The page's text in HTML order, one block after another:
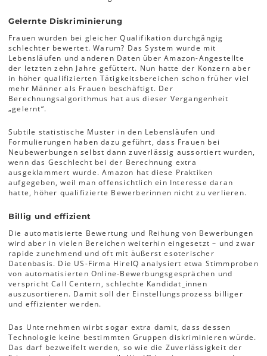
Gelernte Diskriminierung
Frauen wurden bei gleicher Qualifikation durchgängig
schlechter bewertet. Warum? Das System wurde mit
Lebensläufen und anderen Daten über Amazon-Angestellte
der letzten zehn Jahre gefüttert. Nun hatte der Konzern aber
in höher qualifizierten Tätigkeitsbereichen schon früher viel
mehr Männer als Frauen beschäftigt. Der
Berechnungsalgorithmus hat aus dieser Vergangenheit
„gelernt“.
Subtile statistische Muster in den Lebensläufen und
Formulierungen haben dazu geführt, dass Frauen bei
Neubewerbungen selbst dann zuverlässig aussortiert wurden,
wenn das Geschlecht bei der Berechnung extra
ausgeklammert wurde. Amazon hat diese Praktiken
aufgegeben, weil man offensichtlich ein Interesse daran
hatte, höher qualifizierte Bewerberinnen nicht zu verlieren.
Billig und effizient
Die automatisierte Bewertung und Reihung von Bewerbungen
wird aber in vielen Bereichen weiterhin eingesetzt – und zwar
rapide zunehmend und oft mit äußerst esoterischer
Datenbasis. Die US-Firma HireIQ analysiert etwa Stimmproben
von automatisierten Online-Bewerbungsgesprächen und
verspricht Call Centern, schlechte Kandidat_innen
auszusortieren. Damit soll der Einstellungsprozess billiger
und effizienter werden.
Das Unternehmen wirbt sogar extra damit, dass dessen
Technologie keine bestimmten Gruppen diskriminieren würde.
Das darf bezweifelt werden, so wie die Zuverlässigkeit der